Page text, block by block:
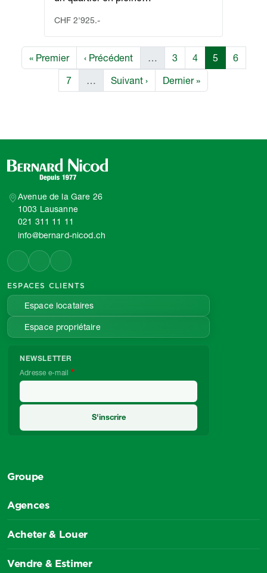
CHF 2'925.-
Pagination
Première page
« Premier Page précédente
‹ Précédent … Page
3 Page
4 Page
5 Page
6
Page
7 … Page suivante
Suivant › Dernière page
Dernier »
Avenue de la Gare 26
1003 Lausanne
021 311 11 11
info@bernard-nicod.ch
ESPACES CLIENTS
Espace locataires
Espace propriétaire
NEWSLETTER
Adresse e-mail
Groupe
Agences
Acheter & Louer
Vendre & Estimer